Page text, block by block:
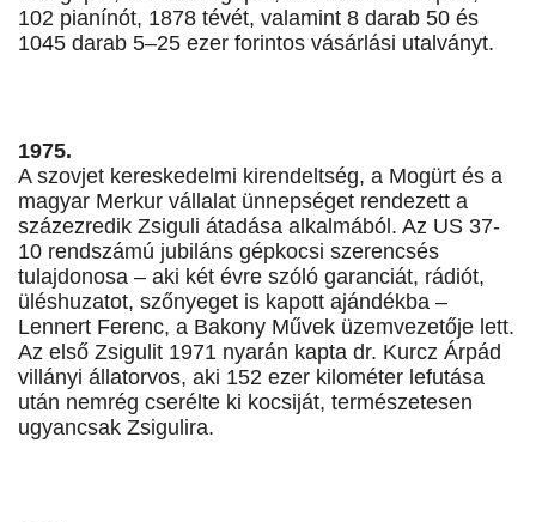
102 pianínót, 1878 tévét, valamint 8 darab 50 és
1045 darab 5–25 ezer forintos vásárlási utalványt.
1975.
A szovjet kereskedelmi kirendeltség, a Mogürt és a
magyar Merkur vállalat ünnepséget rendezett a
százezredik Zsiguli átadása alkalmából. Az US 37-
10 rendszámú jubiláns gépkocsi szerencsés
tulajdonosa – aki két évre szóló garanciát, rádiót,
üléshuzatot, szőnyeget is kapott ajándékba –
Lennert Ferenc, a Bakony Művek üzemvezetője lett.
Az első Zsigulit 1971 nyarán kapta dr. Kurcz Árpád
villányi állatorvos, aki 152 ezer kilométer lefutása
után nemrég cserélte ki kocsiját, természetesen
ugyancsak Zsigulira.